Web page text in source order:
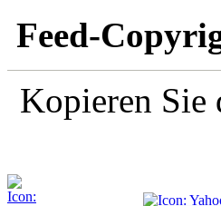
Feed-
Kopieren Sie